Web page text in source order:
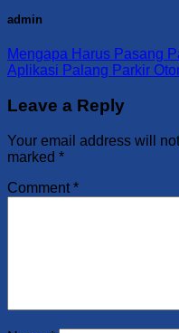
admin
Mengapa Harus Pasang
Aplikasi Palang Parkir
Leave a Reply
Your email address will
marked *
Comment*